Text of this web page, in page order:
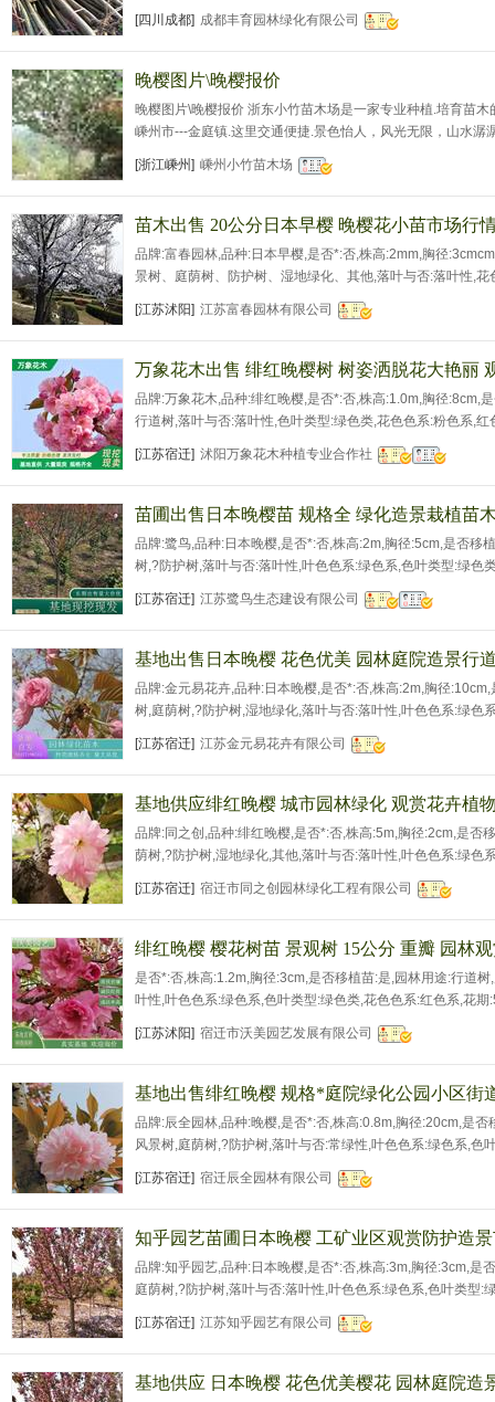
5-12厘米，宽2.5-7厘米，先端渐尖或骤尾尖，基部圆形，稀
有小腺体，上面深绿色，无毛，下面淡绿色，沿脉被稀疏柔
米，密被柔毛，顶端有1-
[四川成都] 成都丰育园林绿化有限公司
晚樱图片\晚樱报价
晚樱图片\晚樱报价 浙东小竹苗木场是一家专业种植.培育苗
嵊州市---金庭镇.这里交通便捷.景色怡人，风光无限，山水潺
主要种植各种绿化苗木和各种苗圃用苗.规格*.价格合理.还大
鸡爪槭.红叶李.西府海棠.垂丝海棠.红白玉兰.桂花等数量都在
第
[浙江嵊州] 嵊州小竹苗木场
苗木出售 20公分日本早樱 晚樱花小苗市场行
品牌:富春园林,品种:日本早樱,是否*:否,株高:2mm,胸径
景树、庭荫树、防护树、湿地绿化、其他,落叶与否:落叶性,
高:1mm,冠幅:50cmcm,土球直径:30cmcm,高度年生长量
年,是否古树:否,栽培环境:露地,树形:特殊造型,主要观赏部位:
[江苏沭阳] 江苏富春园林有限公司
万象花木出售 绯红晚樱树 树姿洒脱花大艳丽
品牌:万象花木,品种:绯红晚樱,是否*:否,株高:1.0m,胸径:8cm,
行道树,落叶与否:落叶性,色叶类型:绿色类,花色色系:粉色系,
龄:1.0年,是否古树:否,栽培环境:露地,树形:特殊造型,主要观
津;河北;山西;内蒙古;辽宁;吉林;黑龙江;上海;江苏;浙江;安徽
[江苏宿迁] 沭阳万象花木种植专业合作社
苗圃出售日本晚樱苗 规格全 绿化造景栽植苗
品牌:鹭鸟,品种:日本晚樱,是否*:否,株高:2m,胸径:5cm,是否移
树,?防护树,落叶与否:落叶性,叶色色系:绿色系,色叶类型:绿色
高:2m,冠幅:150cm,土球直径:50cm,高度年生长量:2cm,树龄
殊造型,主要观赏部位:观花,可售卖地:北京;天津;河北;山西;内
[江苏宿迁] 江苏鹭鸟生态建设有限公司
基地出售日本晚樱 花色优美 园林庭院造景行
品牌:金元易花卉,品种:日本晚樱,是否*:否,株高:2m,胸径
树,庭荫树,?防护树,湿地绿化,落叶与否:落叶性,叶色色系:绿色
是否古树:否,栽培环境:露地,主要观赏部位:观花,可售卖地:北
龙江;上海;江苏;浙江;安徽;福建;江西;山东;河南;湖北;湖南;广东
[江苏宿迁] 江苏金元易花卉有限公司
基地供应绯红晚樱 城市园林绿化 观赏花卉植
品牌:同之创,品种:绯红晚樱,是否*:否,株高:5m,胸径:2cm,是否
荫树,?防护树,湿地绿化,其他,落叶与否:落叶性,叶色色系:绿色
花期:4月,主干高:0.5m,冠幅:40cm,土球直径:15cm,高度年生
是否古树:否,栽培环境:露地,树形:特殊造型,主要观赏部位
[江苏宿迁] 宿迁市同之创园林绿化工程有限公司
绯红晚樱 樱花树苗 景观树 15公分 重瓣 园林
是否*:否,株高:1.2m,胸径:3cm,是否移植苗:是,园林用途:行道
叶性,叶色色系:绿色系,色叶类型:绿色类,花色色系:红色系,花
龄:2年,是否古树:否,栽培环境:露地,树形:特殊造型,主要观赏
[江苏沭阳] 宿迁市沃美园艺发展有限公司
基地出售绯红晚樱 规格*庭院绿化公园小区街
品牌:辰全园林,品种:晚樱,是否*:否,株高:0.8m,胸径:20cm,是
风景树,庭荫树,?防护树,落叶与否:常绿性,叶色色系:绿色系,色
月,主干高:0.5m,冠幅:50cm,土球直径:20cm,高度年生长量
古树:否,栽培环境:露地,树形:特殊造型,主要观赏部位
[江苏宿迁] 宿迁辰全园林有限公司
知乎园艺苗圃日本晚樱 工矿业区观赏防护造
品牌:知乎园艺,品种:日本晚樱,是否*:否,株高:3m,胸径:3cm,是
庭荫树,?防护树,落叶与否:落叶性,叶色色系:绿色系,色叶类型:
幅:80cm,土球直径:30cm,树龄:1.2年,是否古树:否,栽培环境:
可售卖地:北京;天津;河北;山西;内蒙古;辽宁;吉林;黑龙江;上海
[江苏宿迁] 江苏知乎园艺有限公司
基地供应 日本晚樱 花色优美樱花 园林庭院造